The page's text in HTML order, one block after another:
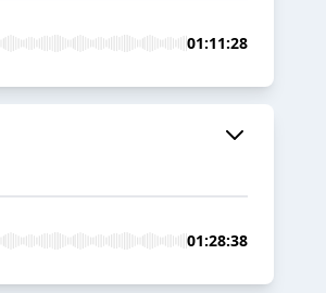
01:11:28
01:28:38